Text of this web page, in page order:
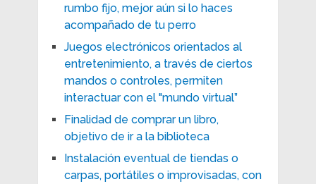
rumbo fijo, mejor aún si lo haces
acompañado de tu perro
Juegos electrónicos orientados al
entretenimiento, a través de ciertos
mandos o controles, permiten
interactuar con el "mundo virtual”
Finalidad de comprar un libro,
objetivo de ir a la biblioteca
Instalación eventual de tiendas o
carpas, portátiles o improvisadas, con